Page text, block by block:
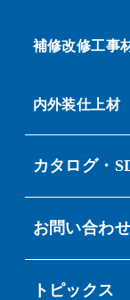
補修改修工事
内外装仕上材
カタログ・
お問い合わせ
トピックス